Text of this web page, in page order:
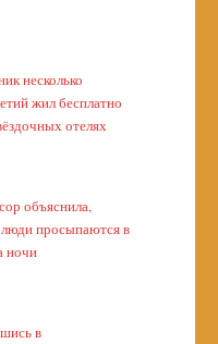
несколько
жил бесплатно
отелях
объяснила,
просыпаются в
ночи
в